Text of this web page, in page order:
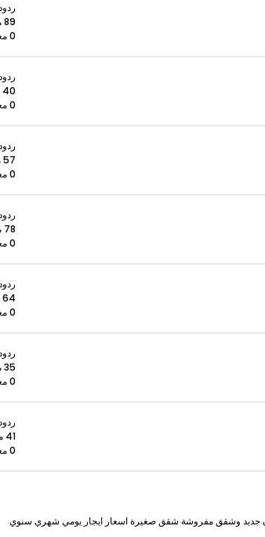
ردود
89 مشاهدات
0 معجبون
ردود
40 مشاهدات
0 معجبون
ردود
57 مشاهدات
0 معجبون
ردود
78 مشاهدات
0 معجبون
ردود
64 مشاهدات
0 معجبون
ردود
35 مشاهدات
0 معجبون
ردود
41 مشاهدات
0 معجبون
جديد وشقق مفروشة شقق صغيرة اسعار ايجار يومي شهري سنوي